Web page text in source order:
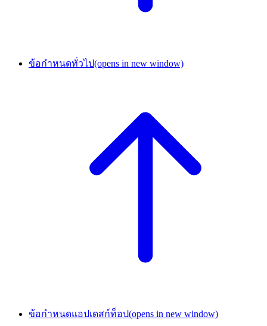
ข้อกำหนดทั่วไป(opens in new window)
ข้อกำหนดแอปเดสก์ท็อป(opens in new window)